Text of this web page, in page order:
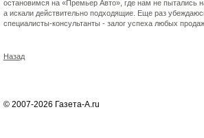
остановимся на «Премьер Авто», где нам не пытались
а искали действительно подходящие. Еще раз
специалисты-консультанты - залог успеха любых
Назад
© 2007-2026 Газета-А.ru